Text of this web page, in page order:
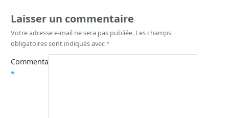
Laisser un commentaire
Votre adresse e-mail ne sera pas publiée. Les champs
obligatoires sont indiqués avec*
Commentaire
*